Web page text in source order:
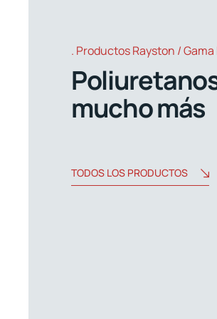
Productos Rayston /
mucho más
TODOS LOS PRODUCTOS